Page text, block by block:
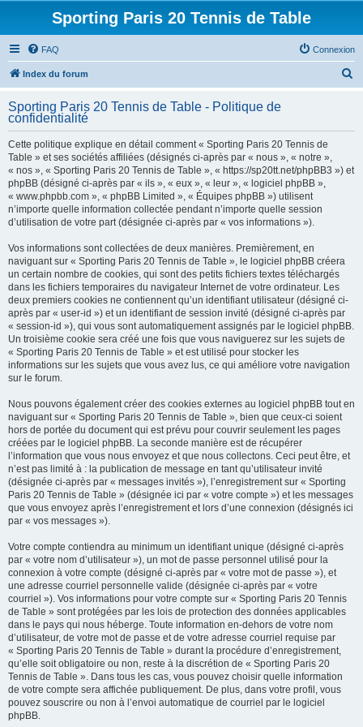
Sporting Paris 20 Tennis de Table
FAQ Connexion
Index du forum
h
Sporting Paris 20 Tennis de Table - Politique de
confidentialité
Cette politique explique en détail comment « Sporting Paris 20 Tennis de
Table » et ses sociétés affiliées (désignés ci-après par « nous », « notre »,
« nos », « Sporting Paris 20 Tennis de Table », « https://sp20tt.net/phpBB3 ») et
phpBB (désigné ci-après par « ils », « eux », « leur », « logiciel phpBB »,
« www.phpbb.com », « phpBB Limited », « Équipes phpBB ») utilisent
n’importe quelle information collectée pendant n’importe quelle session
d’utilisation de votre part (désignée ci-après par « vos informations »).
Vos informations sont collectées de deux manières. Premièrement, en
naviguant sur « Sporting Paris 20 Tennis de Table », le logiciel phpBB créera
un certain nombre de cookies, qui sont des petits fichiers textes téléchargés
dans les fichiers temporaires du navigateur Internet de votre ordinateur. Les
deux premiers cookies ne contiennent qu’un identifiant utilisateur (désigné ci-
après par « user-id ») et un identifiant de session invité (désigné ci-après par
« session-id »), qui vous sont automatiquement assignés par le logiciel phpBB.
Un troisième cookie sera créé une fois que vous naviguerez sur les sujets de
« Sporting Paris 20 Tennis de Table » et est utilisé pour stocker les
informations sur les sujets que vous avez lus, ce qui améliore votre navigation
sur le forum.
Nous pouvons également créer des cookies externes au logiciel phpBB tout en
naviguant sur « Sporting Paris 20 Tennis de Table », bien que ceux-ci soient
hors de portée du document qui est prévu pour couvrir seulement les pages
créées par le logiciel phpBB. La seconde manière est de récupérer
l’information que vous nous envoyez et que nous collectons. Ceci peut être, et
n’est pas limité à : la publication de message en tant qu’utilisateur invité
(désignée ci-après par « messages invités »), l’enregistrement sur « Sporting
Paris 20 Tennis de Table » (désignée ici par « votre compte ») et les messages
que vous envoyez après l’enregistrement et lors d’une connexion (désignés ici
par « vos messages »).
Votre compte contiendra au minimum un identifiant unique (désigné ci-après
par « votre nom d’utilisateur »), un mot de passe personnel utilisé pour la
connexion à votre compte (désigné ci-après par « votre mot de passe »), et
une adresse courriel personnelle valide (désignée ci-après par « votre
courriel »). Vos informations pour votre compte sur « Sporting Paris 20 Tennis
de Table » sont protégées par les lois de protection des données applicables
dans le pays qui nous héberge. Toute information en-dehors de votre nom
d’utilisateur, de votre mot de passe et de votre adresse courriel requise par
« Sporting Paris 20 Tennis de Table » durant la procédure d’enregistrement,
qu’elle soit obligatoire ou non, reste à la discrétion de « Sporting Paris 20
Tennis de Table ». Dans tous les cas, vous pouvez choisir quelle information
de votre compte sera affichée publiquement. De plus, dans votre profil, vous
pouvez souscrire ou non à l’envoi automatique de courriel par le logiciel
phpBB.